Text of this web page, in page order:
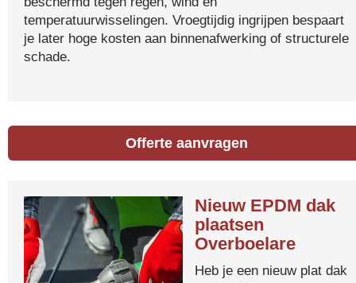
temperatuurwisselingen. Vroegtijdig ingrijpen bespaart
je later hoge kosten aan binnenafwerking of structurele
schade.
Offerte aanvragen
Nieuw EPDM dak
plaatsen
Overboelare
Heb je een nieuw plat dak